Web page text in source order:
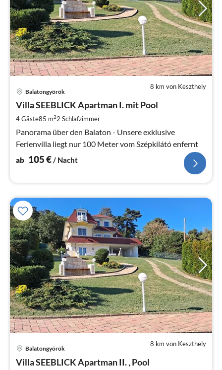
8 km von Keszthely
Balatongyörök
Villa SEEBLICK Apartman I. mit Pool
4 Gäste85 m22 Schlafzimmer
Panorama über den Balaton - Unsere exklusive
Ferienvilla liegt nur 100 Meter vom Szépkilátó enfernt
ab 105€/ Nacht
8 km von Keszthely
Balatongyörök
Villa SEEBLICK Apartman II. , Pool